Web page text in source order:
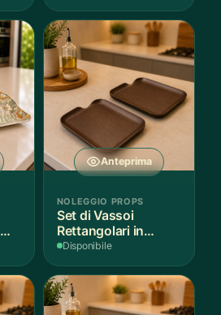
Anteprima
NOLEGGIO PROPS
Set di Vassoi
Rettangolari in
Finitura Legno
Disponibile